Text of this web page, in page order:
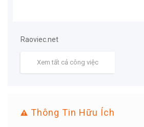
Raoviec.net
Xem tất cả công việc
Thông Tin Hữu Ích